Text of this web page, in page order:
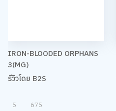
IRON-BLOODED ORPHANS
3(MG)
รีวิวโดย B2S
5 675